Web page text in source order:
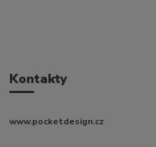
Kontakty
www.pocketdesign.cz